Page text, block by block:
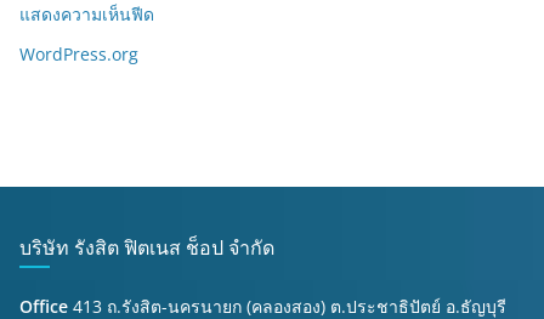
แสดงความเห็นฟีด
WordPress.org
บริษัท รังสิต ฟิตเนส ช็อป จำกัด
Office 413 ถ.รังสิต-นครนายก (คลองสอง) ต.ประชาธิปัตย์ อ.ธัญบุรี